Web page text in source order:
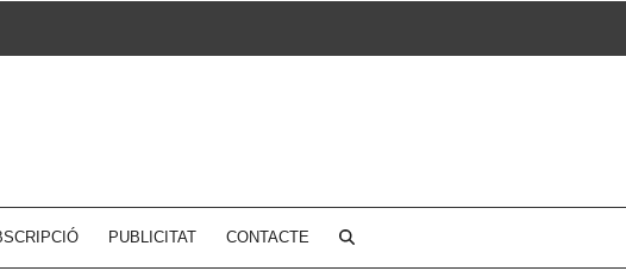
PUBLICITAT CONTACTE